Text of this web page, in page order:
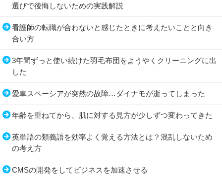
選びで後悔しないための実践解説
看護師の転職が合わないと感じたときに考えたいことと向き
合い方
3年間ずっと使い続けた羽毛布団をようやくクリーニングに出
した
愛車スペーシアが突然の故障…ダイナモが逝ってしまった
年齢を重ねてから、肌に対する見方が少しずつ変わってきた
英単語の類義語を効率よく覚える方法とは？混乱しないため
の考え方
CMSの開発をしてビジネスを加速させる